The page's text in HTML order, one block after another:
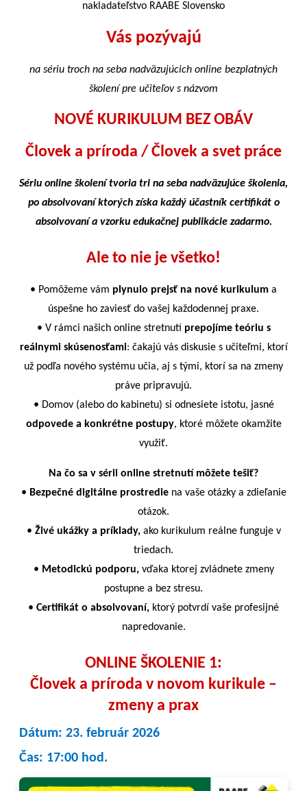
nakladateľstvo RAABE Slovensko
Vás pozývajú
na sériu troch na seba nadväzujúcich online bezplatných
školení pre učiteľov s názvom
NOVÉ KURIKULUM BEZ OBÁV
Človek a príroda / Človek a svet práce
Sériu online školení tvoria tri na seba nadväzujúce školenia,
po absolvovaní ktorých získa každý účastník certifikát o
absolvovaní a vzorku edukačnej publikácie zadarmo.
Ale to nie je všetko!
• Pomôžeme vám plynulo prejsť na nové kurikulum a
úspešne ho zaviesť do vašej každodennej praxe.
• V rámci našich online stretnutí prepojíme teóriu s
reálnymi skúsenosťami: čakajú vás diskusie s učiteľmi, ktorí
už podľa nového systému učia, aj s tými, ktorí sa na zmeny
práve pripravujú.
• Domov (alebo do kabinetu) si odnesiete istotu, jasné
odpovede a konkrétne postupy, ktoré môžete okamžite
využiť.
Na čo sa v sérii online stretnutí môžete tešiť?
• Bezpečné digitálne prostrediena vaše otázky a zdieľanie
otázok.
• Živé ukážky a príklady,ako kurikulum reálne funguje v
triedach.
• Metodickú podporu,vďaka ktorej zvládnete zmeny
postupne a bez stresu.
• Certifikát o absolvovaní, ktorý potvrdí vaše profesijné
napredovanie.
ONLINE ŠKOLENIE 1:
Človek a príroda v novom kurikule –
zmeny a prax
Dátum: 23. február 2026
Čas: 17:00 hod.